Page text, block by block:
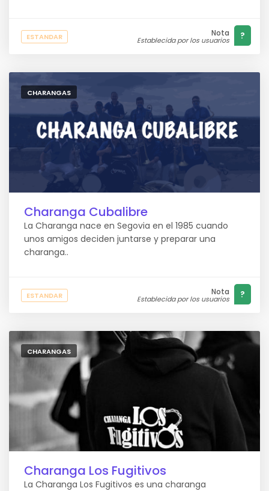
ESTANDAR Nota
Establecida por los usuarios ?
CHARANGAS
Charanga Cubalibre
La Charanga nace en Segovia en el 1985 cuando
unos amigos deciden juntarse y preparar una
charanga..
ESTANDAR Nota
Establecida por los usuarios ?
CHARANGAS
Charanga Los Fugitivos
La Charanga Los Fugitivos es una charanga